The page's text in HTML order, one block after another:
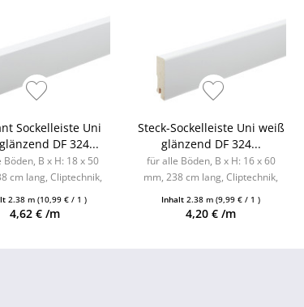
Sockelleiste Uni
DF 324...
B x H: 18 x 50
cm lang, Cliptechnik,
erhältlich
2.38 m (10,99 € / 1 )
4,62 € /m
Steck-Sockelleiste Uni weiß
glänzend DF 324...
für alle Böden, B x H: 16 x 60
mm, 238 cm lang, Cliptechnik,
erhältlich
Inhalt2.38 m(9,99 € / 1 )
4,20 € /m